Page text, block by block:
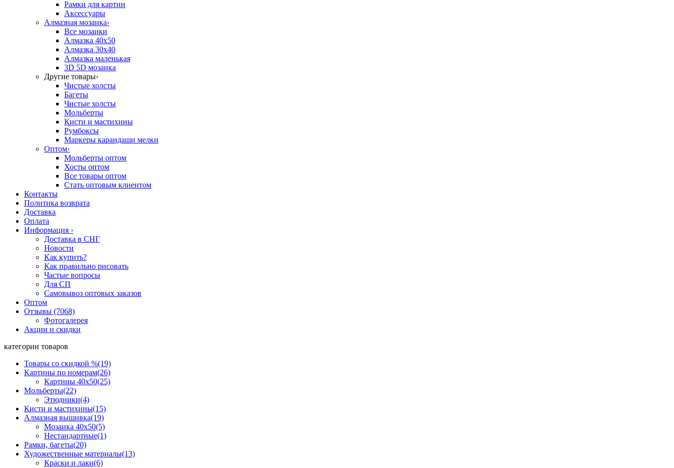
Рамки для картин
Аксессуары
Алмазная мозаика›
Все мозаики
Алмазка 40х50
Алмазка 30х40
Алмазка маленькая
3D 5D мозаика
Другие товары›
Чистые холсты
Багеты
Чистые холсты
Мольберты
Кисти и мастихины
Румбоксы
Маркеры карандаши мелки
Оптом›
Мольберты оптом
Хосты оптом
Все товары оптом
Стать оптовым клиентом
Контакты
Политика возврата
Доставка
Оплата
Информация ›
Доставка в СНГ
Новости
Как купить?
Как правильно рисовать
Частые вопросы
Для СП
Самовывоз оптовых заказов
Оптом
Отзывы (7068)
Фотогалерея
Акции и скидки
категории товаров
Товары со скидкой %(19)
Картины по номерам(26)
Картины 40x50(25)
Мольберты(22)
Этюдники(4)
Кисти и мастихины(15)
Алмазная вышивка(19)
Мозаика 40x50(5)
Нестандартные(1)
Рамки, багеты(20)
Художественные материалы(13)
Краски и лаки(6)